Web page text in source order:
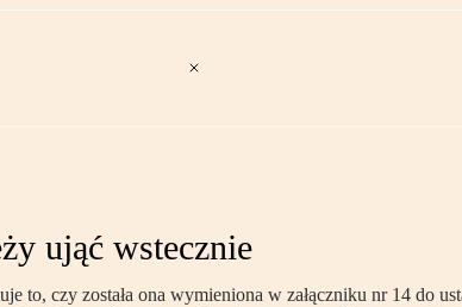
ująć wstecznie
to, czy została ona wymieniona w załączniku nr 14 do